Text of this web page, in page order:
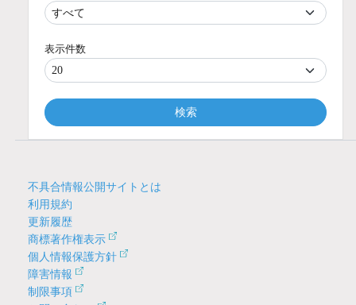
表示件数
検索
不具合情報公開サイトとは
利用規約
更新履歴
商標著作権表示
個人情報保護方針
障害情報
制限事項